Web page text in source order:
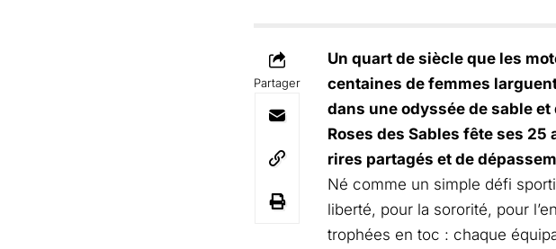
Partager
Un quart de siècle que les
centaines de femmes
dans une odyssée de sable
Roses des Sables fête ses
rires partagés et de
Né comme un simple défi
liberté, pour la sororité, pour
trophées en toc : chaque